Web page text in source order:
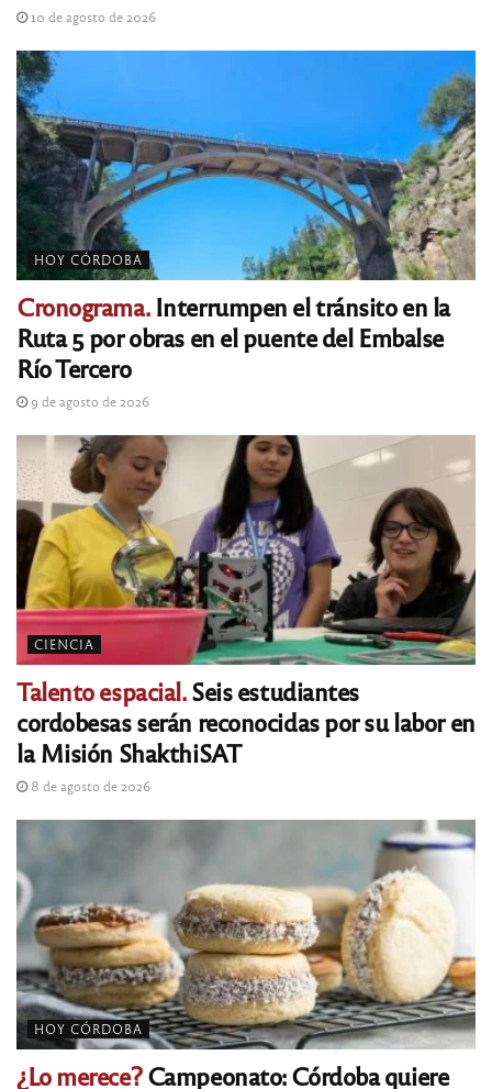
10 de agosto de 2026
HOY CÓRDOBA
Cronograma.Interrumpen el tránsito en la
Ruta 5 por obras en el puente del Embalse
Río Tercero
9 de agosto de 2026
CIENCIA
Talento espacial.Seis estudiantes
cordobesas serán reconocidas por su labor en
la Misión ShakthiSAT
8 de agosto de 2026
HOY CÓRDOBA
¿Lo merece?Campeonato: Córdoba quiere